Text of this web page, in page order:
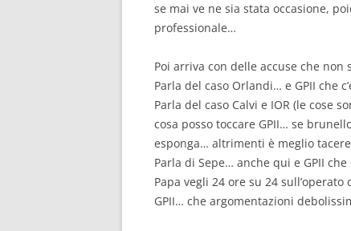
se mai ve ne sia stata occasione,
professionale…
Poi arriva con delle accuse che non
Parla del caso Orlandi… e GPII che
Parla del caso Calvi e IOR (le cose
cosa posso toccare GPII… se
esponga… altrimenti è meglio
Parla di Sepe… anche qui e GPII
Papa vegli 24 ore su 24
GPII… che argomentazioni